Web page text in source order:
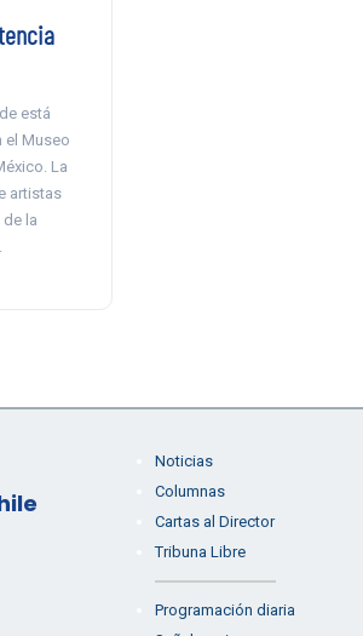
está
el Museo
La
artistas
la
Noticias
Columnas
Cartas al Director
Tribuna Libre
Programación diaria